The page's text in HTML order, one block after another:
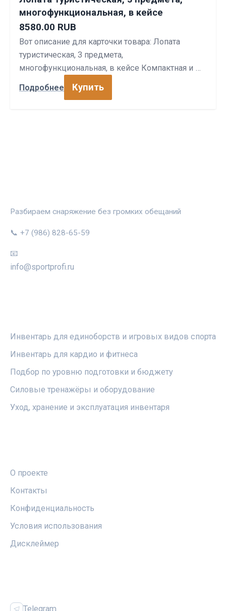
многофункциональная, в кейсе
8580.00 RUB
Вот описание для карточки товара: Лопата
туристическая, 3 предмета,
многофункциональная, в кейсе Компактная и …
Подробнее Купить
Разбираем снаряжение без громких обещаний
📞 +7 (986) 828-65-59
📧
info@sportprofi.ru
Инвентарь для единоборств и игровых видов спорта
Инвентарь для кардио и фитнеса
Подбор по уровню подготовки и бюджету
Силовые тренажёры и оборудование
Уход, хранение и эксплуатация инвентаря
О проекте
Контакты
Конфиденциальность
Условия использования
Дисклеймер
Telegram